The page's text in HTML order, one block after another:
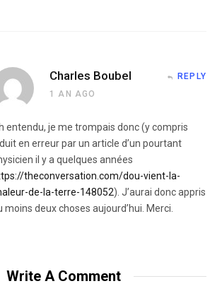
Charles Boubel
1 AN AGO
REPLY
entendu, je me trompais donc (y compris
en erreur par un article d’un pourtant
il y a quelques années
theconversation.com/dou-vient-la-
de-la-terre-148052). J’aurai donc appris
moins deux choses aujourd’hui. Merci.
Write A Comment